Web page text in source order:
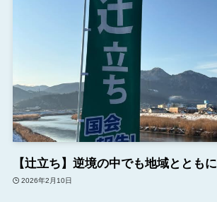
【辻立ち】逆境の中でも地域とともに
2026年2月10日